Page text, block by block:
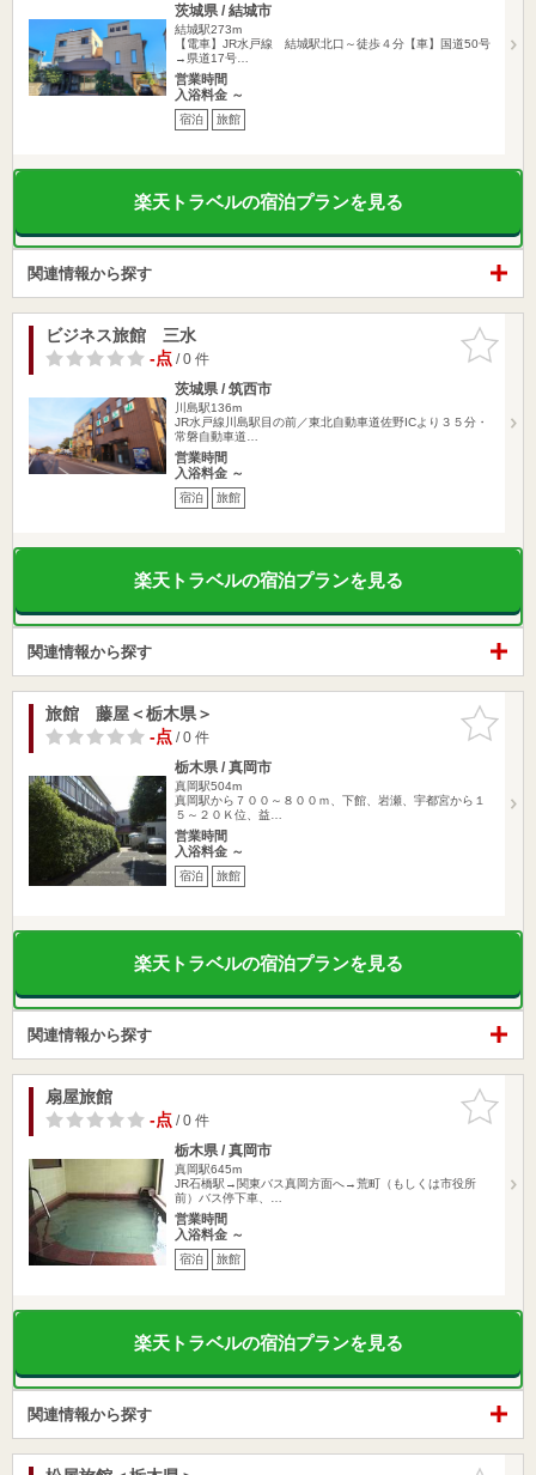
茨城県 / 結城市
結城駅273m
【電車】JR水戸線 結城駅北口～徒歩４分【車】国道50号
→県道17号…
営業時間
入浴料金 ～
宿泊 旅館
楽天トラベルの宿泊プランを見る
関連情報から探す
お気に入
りに追加
ビジネス旅館 三水
-点/ 0 件
茨城県 / 筑西市
川島駅136m
JR水戸線川島駅目の前／東北自動車道佐野ICより３５分・
常磐自動車道…
営業時間
入浴料金 ～
宿泊 旅館
楽天トラベルの宿泊プランを見る
関連情報から探す
お気に入
りに追加
旅館 藤屋＜栃木県＞
-点/ 0 件
栃木県 / 真岡市
真岡駅504m
真岡駅から７００～８００ｍ、下館、岩瀬、宇都宮から１
５～２０Ｋ位、益…
営業時間
入浴料金 ～
宿泊 旅館
楽天トラベルの宿泊プランを見る
関連情報から探す
お気に入
りに追加
扇屋旅館
-点/ 0 件
栃木県 / 真岡市
真岡駅645m
JR石橋駅→関東バス真岡方面へ→荒町（もしくは市役所
前）バス停下車、…
営業時間
入浴料金 ～
宿泊 旅館
楽天トラベルの宿泊プランを見る
関連情報から探す